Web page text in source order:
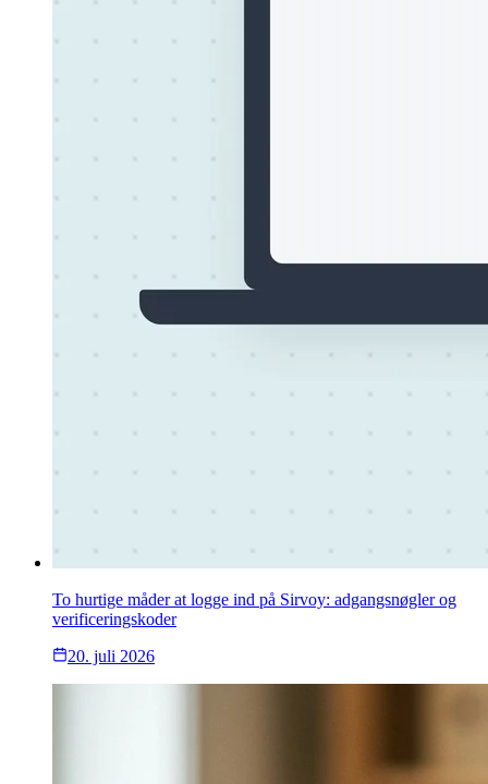
To hurtige måder at logge ind på Sirvoy: adgangsnøgler og
verificeringskoder
20. juli 2026